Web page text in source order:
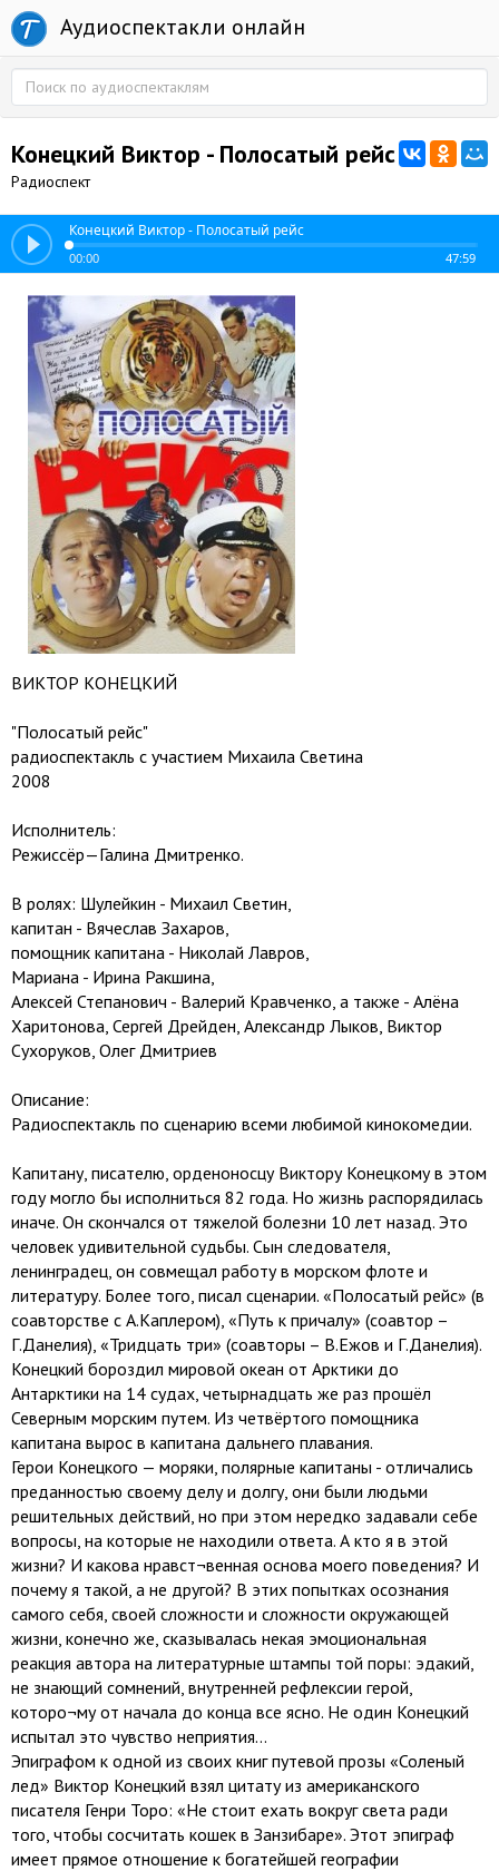
Аудиоспектакли онлайн
Конецкий Виктор - Полосатый рейс
Радиоспект
Конецкий Виктор - Полосатый рейс
00:00 47:59
ВИКТОР КОНЕЦКИЙ
"Полосатый рейс"
радиоспектакль с участием Михаила Светина
2008
Исполнитель:
Режиссёр—Галина Дмитренко.
В ролях: Шулейкин - Михаил Светин,
капитан - Вячеслав Захаров,
помощник капитана - Николай Лавров,
Мариана - Ирина Ракшина,
Алексей Степанович - Валерий Кравченко, а также - Алёна
Харитонова, Сергей Дрейден, Александр Лыков, Виктор
Сухоруков, Олег Дмитриев
Описание:
Радиоспектакль по сценарию всеми любимой кинокомедии.
Капитану, писателю, орденоносцу Виктору Конецкому в этом
году могло бы исполниться 82 года. Но жизнь распорядилась
иначе. Он скончался от тяжелой болезни 10 лет назад. Это
человек удивительной судьбы. Сын следователя,
ленинградец, он совмещал работу в морском флоте и
литературу. Более того, писал сценарии. «Полосатый рейс» (в
соавторстве с А.Каплером), «Путь к причалу» (соавтор –
Г.Данелия), «Тридцать три» (соавторы – В.Ежов и Г.Данелия).
Конецкий бороздил мировой океан от Арктики до
Антарктики на 14 судах, четырнадцать же раз прошёл
Северным морским путем. Из четвёртого помощника
капитана вырос в капитана дальнего плавания.
Герои Конецкого — моряки, полярные капитаны - отличались
преданностью своему делу и долгу, они были людьми
решительных действий, но при этом нередко задавали себе
вопросы, на которые не находили ответа. А кто я в этой
жизни? И какова нравст¬венная основа моего поведения? И
почему я такой, а не другой? В этих попытках осознания
самого себя, своей сложности и сложности окружающей
жизни, конечно же, сказывалась некая эмоциональная
реакция автора на литературные штампы той поры: эдакий,
не знающий сомнений, внутренней рефлексии герой,
которо¬му от начала до конца все ясно. Не один Конецкий
испытал это чувство неприятия…
Эпиграфом к одной из своих книг путевой прозы «Соленый
лед» Виктор Конецкий взял цитату из американского
писателя Генри Торо: «Не стоит ехать вокруг света ради
того, чтобы сосчитать кошек в Занзибаре». Этот эпиграф
имеет прямое отношение к богатейшей географии